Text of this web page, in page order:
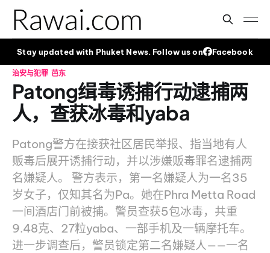
Stay updated with Phuket News. Follow us on Facebook
治安与犯罪 芭东
Patong缉毒诱捕行动逮捕两
人，查获冰毒和yaba
Patong警方在接获社区居民举报、指当地有人
贩毒后展开诱捕行动，并以涉嫌贩毒罪名逮捕两
名嫌疑人。 警方表示，第一名嫌疑人为一名35
岁女子，仅知其名为Pa。她在Phra Metta Road
一间酒店门前被捕。警员查获5包冰毒，共重
9.48克、27粒yaba、一部手机及一辆摩托车。
进一步调查后，警员锁定第二名嫌疑人——一名